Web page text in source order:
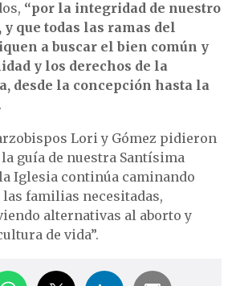
“por la integridad de nuestro
que todas las ramas del
a buscar el bien común y
y los derechos de la
desde la concepción hasta la
Lori y Gómez pidieron
guía de nuestra Santísima
Iglesia continúa caminando
familias necesitadas,
alternativas al aborto y
de vida”.